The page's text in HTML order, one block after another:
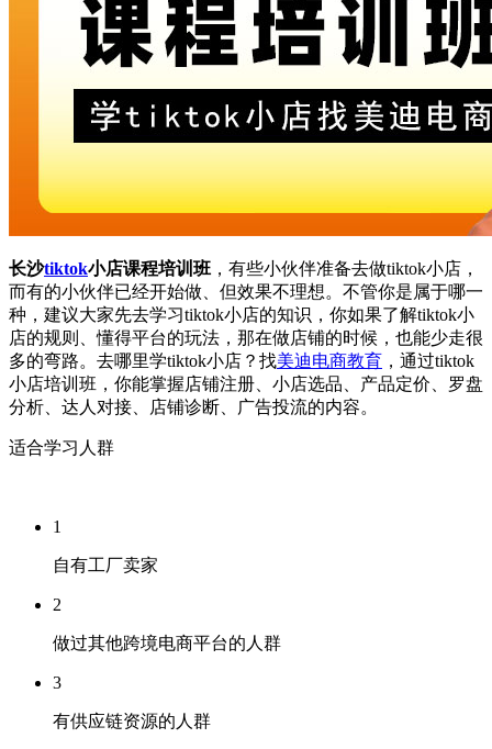
长沙tiktok小店课程培训班 ，有些小伙伴准备去做tiktok小店，
而有的小伙伴已经开始做、但效果不理想。不管你是属于哪一
种，建议大家先去学习tiktok小店的知识，你如果了解tiktok小
店的规则、懂得平台的玩法，那在做店铺的时候，也能少走很
多的弯路。去哪里学tiktok小店？找美迪电商教育 ，通过tiktok
小店培训班，你能掌握店铺注册、小店选品、产品定价、罗盘
分析、达人对接、店铺诊断、广告投流的内容。
适合学习人群
1
自有工厂卖家
2
做过其他跨境电商平台的人群
3
有供应链资源的人群